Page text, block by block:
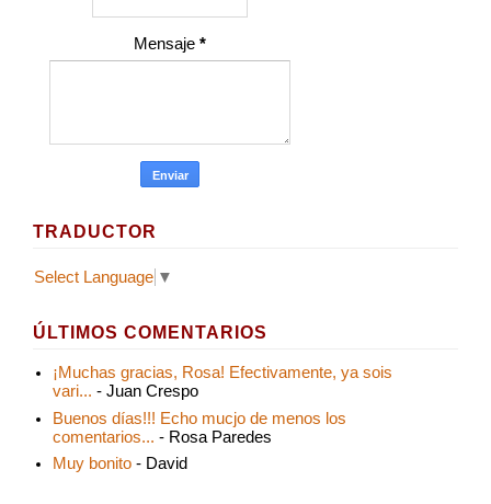
Mensaje *
TRADUCTOR
Select Language ▼
ÚLTIMOS COMENTARIOS
¡Muchas gracias, Rosa! Efectivamente, ya sois
vari... - Juan Crespo
Buenos días!!! Echo mucjo de menos los
comentarios... - Rosa Paredes
Muy bonito - David